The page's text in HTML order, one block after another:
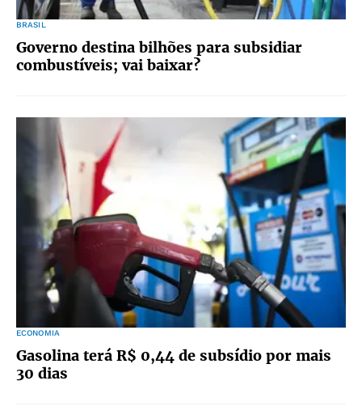
BRASIL
Governo destina bilhões para subsidiar
combustíveis; vai baixar?
ECONOMIA
Gasolina terá R$ 0,44 de subsídio por mais
30 dias